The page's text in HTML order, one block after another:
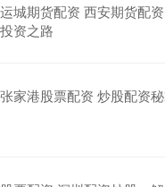
运城期货配资 西安期货配
投资之路
张家港股票配资 炒股配资